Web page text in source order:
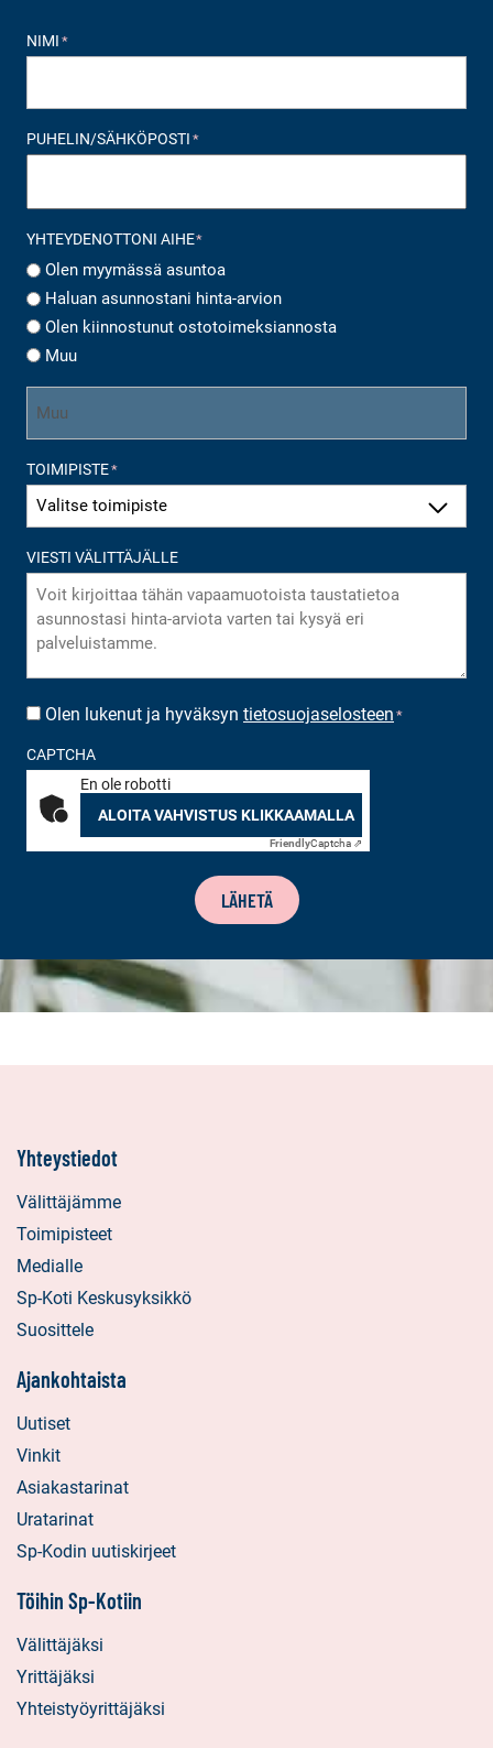
NIMI *
PUHELIN/SÄHKÖPOSTI *
YHTEYDENOTTONI AIHE*
Olen myymässä asuntoa
Haluan asunnostani hinta-arvion
Olen kiinnostunut ostotoimeksiannosta
Muu
TOIMIPISTE*
VIESTI VÄLITTÄJÄLLE
SUOSTUMUS*
Olen lukenut ja hyväksyn tietosuojaselosteen *
CAPTCHA
En ole robotti
ALOITA VAHVISTUS KLIKKAAMALLA
FriendlyCaptcha ⇗
LÄHETÄ
Yhteystiedot
Välittäjämme
Toimipisteet
Medialle
Sp-Koti Keskusyksikkö
Suosittele
Ajankohtaista
Uutiset
Vinkit
Asiakastarinat
Uratarinat
Sp-Kodin uutiskirjeet
Töihin Sp-Kotiin
Välittäjäksi
Yrittäjäksi
Yhteistyöyrittäjäksi